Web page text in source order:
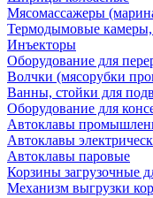
Мясомассажеры
Термодымовые
Инъекторы
Оборудование для
Волчки (мясорубки
Ванны, стойки для
Оборудование для
Автоклавы
Автоклавы
Автоклавы паровые
Корзины загрузочные
Механизм выгрузки